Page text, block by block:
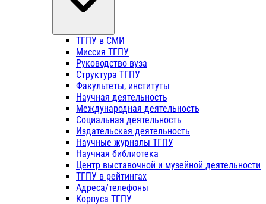
ТГПУ в СМИ
Миссия ТГПУ
Руководство вуза
Структура ТГПУ
Факультеты, институты
Научная деятельность
Международная деятельность
Социальная деятельность
Издательская деятельность
Научные журналы ТГПУ
Научная библиотека
Центр выставочной и музейной деятельности
ТГПУ в рейтингах
Адреса/телефоны
Корпуса ТГПУ